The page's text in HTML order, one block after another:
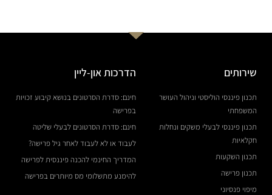
שירותים
תכנון פיננסי הוליסטי וניהול העושר
המשפחתי
תכנון פיננסי לבעלי משקים ונחלות
חקלאיות
תכנון השקעות
תכנון פרישה
מיפוי פנסיוני
הדרכות און-ליין
חינם: סדרת הסרטונים בנושא קיבוע זכויות
בפרישה
חינם: סדרת הסרטונים לבעלי שליטה
לעבוד או לא לעבוד לאחר גיל פרישה?
המדריך החינמי להכנה פיננסית לפרישה
להימנע מתשלומי מס מיותרים בפרישה